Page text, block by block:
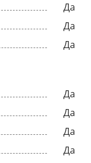
Да
Да
Да
Да
Да
Да
Да